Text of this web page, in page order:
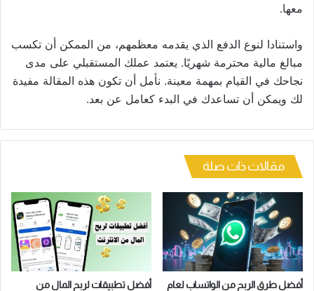
معها.
واستنادا لنوع الدفع الذي يقدمه معظمهم، من الممكن أن تكسب
مبالغ مالية محترمة شهريًا. يعتمد عملك المستقبلي على مدى
نجاحك في القيام بمهمة معينة. نأمل أن تكون هذه المقالة مفيدة
لك ويمكن أن تساعدك في البدء كعامل عن بعد.
مقالات ذات صلة
أفضل طرق الربح من الواتساب لعام
أفضل تطبيقات لربح المال من